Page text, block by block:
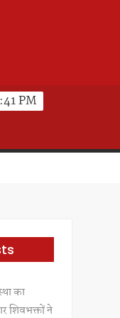
PM
का
शिवभक्तों ने